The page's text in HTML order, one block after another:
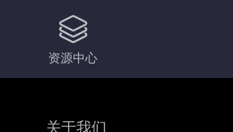
资源中心
关于我们